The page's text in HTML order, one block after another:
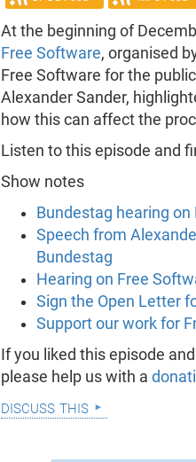
At the beginning of
Free Software, organised
Free Software for the
Alexander Sander,
how this can affect the
Listen to this episode and
Show notes
Bundestag hearing on
Speech from
Bundestag
Hearing on Free
Sign the Open Letter
Support our work for
If you liked this episode
please help us with a
discuss this